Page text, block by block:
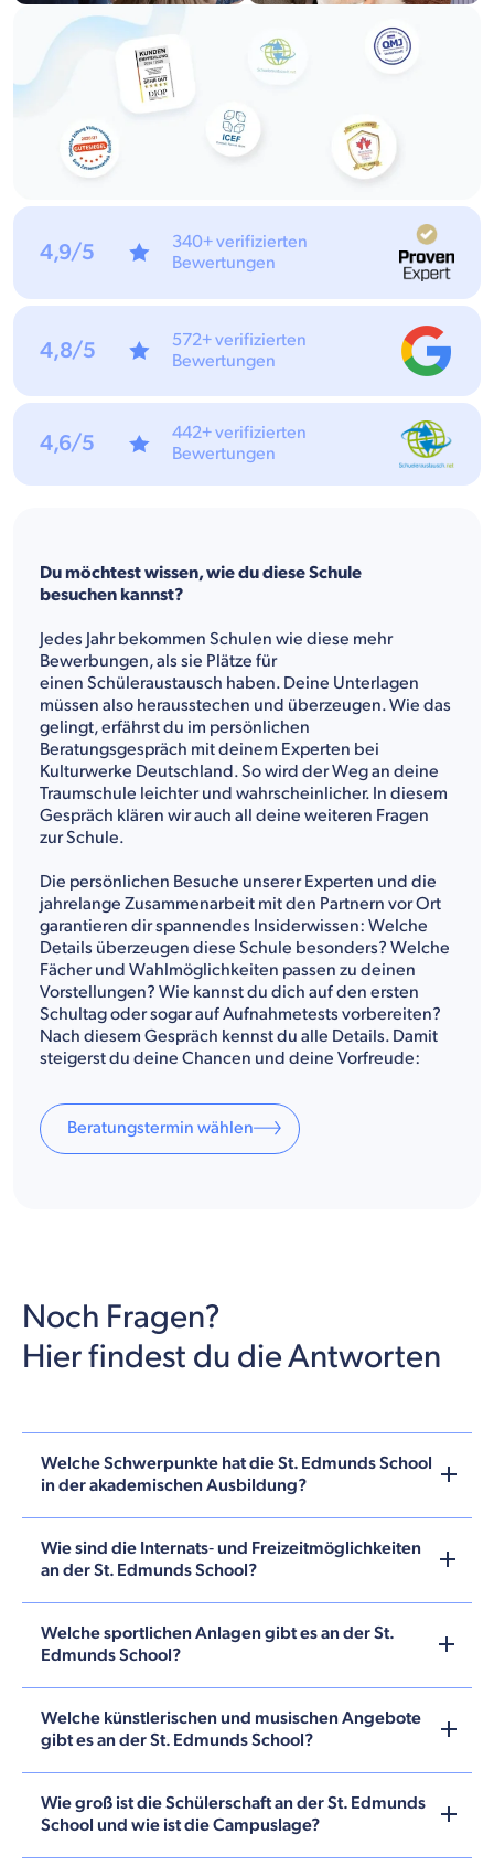
Du möchtest wissen, wie du diese Schule
besuchen kannst?
Jedes Jahr bekommen Schulen wie diese mehr
Bewerbungen, als sie Plätze für
einen Schüleraustausch haben. Deine Unterlagen
müssen also herausstechen und überzeugen. Wie das
gelingt, erfährst du im persönlichen
Beratungsgespräch mit deinem Experten bei
Kulturwerke Deutschland. So wird der Weg an deine
Traumschule leichter und wahrscheinlicher. In diesem
Gespräch klären wir auch all deine weiteren Fragen
zur Schule.
Die persönlichen Besuche unserer Experten und die
jahrelange Zusammenarbeit mit den Partnern vor Ort
garantieren dir spannendes Insiderwissen: Welche
Details überzeugen diese Schule besonders? Welche
Fächer und Wahlmöglichkeiten passen zu deinen
Vorstellungen? Wie kannst du dich auf den ersten
Schultag oder sogar auf Aufnahmetests vorbereiten?
Nach diesem Gespräch kennst du alle Details. Damit
steigerst du deine Chancen und deine Vorfreude:
Beratungstermin wählen
4,9/5
340+ verifizierten
Bewertungen
4,8/5
572+ verifizierten
Bewertungen
4,6/5
442+ verifizierten
Bewertungen
Noch Fragen?
Hier findest du die Antworten
Welche Schwerpunkte hat die St. Edmunds School
in der akademischen Ausbildung?
Wie sind die Internats‑ und Freizeitmöglichkeiten
an der St. Edmunds School?
Welche sportlichen Anlagen gibt es an der St.
Edmunds School?
Welche künstlerischen und musischen Angebote
gibt es an der St. Edmunds School?
Wie groß ist die Schülerschaft an der St. Edmunds
School und wie ist die Campuslage?